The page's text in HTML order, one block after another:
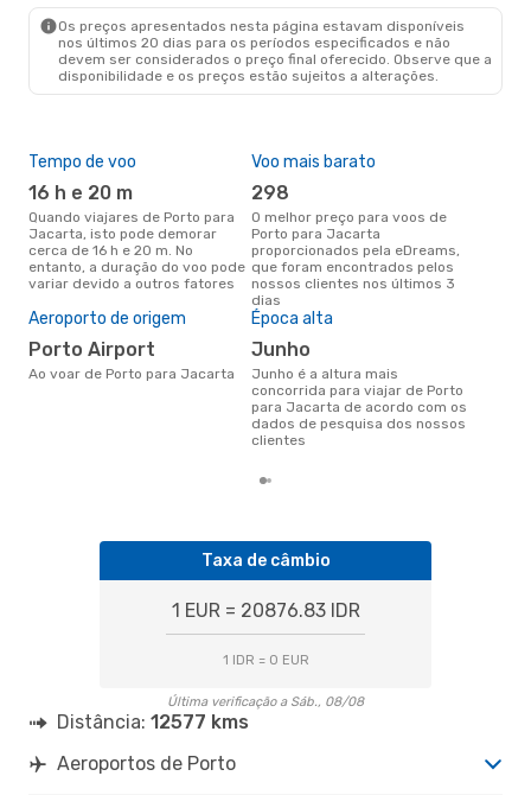
Os preços apresentados nesta página estavam disponíveis
nos últimos 20 dias para os períodos especificados e não
devem ser considerados o preço final oferecido. Observe que a
disponibilidade e os preços estão sujeitos a alterações.
Tempo de voo
16 h e 20 m
Quando viajares de Porto para
Jacarta, isto pode demorar
cerca de 16 h e 20 m. No
entanto, a duração do voo pode
variar devido a outros fatores
Voo mais barato
298
O melhor preço para voos de
Porto para Jacarta
proporcionados pela eDreams,
que foram encontrados pelos
nossos clientes nos últimos 3
dias
Aeroporto de origem
Porto Airport
Ao voar de Porto para Jacarta
Época alta
junho
junho é a altura mais
concorrida para viajar de Porto
para Jacarta de acordo com os
dados de pesquisa dos nossos
clientes
Taxa de câmbio
1 EUR = 20876.83 IDR
1 IDR = 0 EUR
Última verificação a Sáb., 08/08
Distância: 12577 kms
Aeroportos de Porto